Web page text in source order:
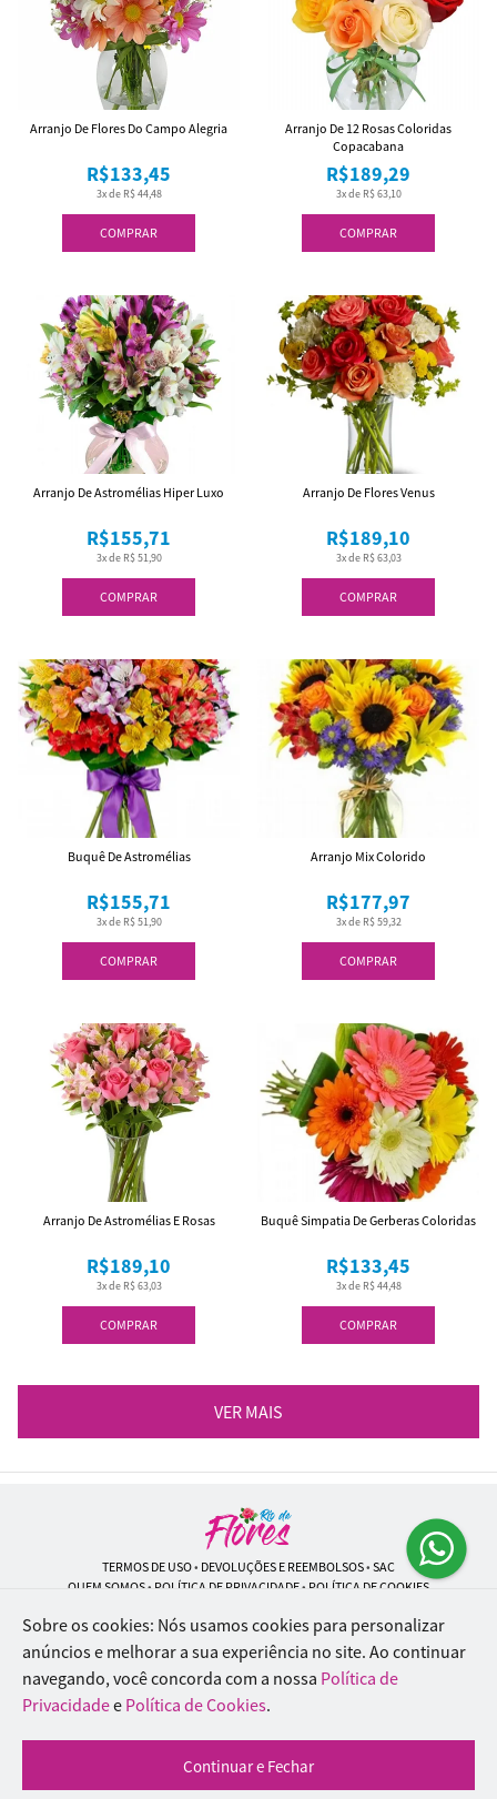
COMPRAR
3x de R$ 44,48
R$133,45
Arranjo De Flores Do Campo Alegria
COMPRAR
3x de R$ 63,10
R$189,29
Arranjo De 12 Rosas Coloridas
Copacabana
COMPRAR
3x de R$ 51,90
R$155,71
Arranjo De Astromélias Hiper Luxo
COMPRAR
3x de R$ 63,03
R$189,10
Arranjo De Flores Venus
COMPRAR
3x de R$ 51,90
R$155,71
Buquê De Astromélias
COMPRAR
3x de R$ 59,32
R$177,97
Arranjo Mix Colorido
COMPRAR
3x de R$ 63,03
R$189,10
Arranjo De Astromélias E Rosas
COMPRAR
3x de R$ 44,48
R$133,45
Buquê Simpatia De Gerberas Coloridas
VER MAIS
TERMOS DE USO• DEVOLUÇÕES E REEMBOLSOS• SAC
QUEM SOMOS• POLÍTICA DE PRIVACIDADE• POLÍTICA DE COOKIES
Rio de Flores | CNPJ: 18.184.423/0001-74
Rua Lopes Trovão, 42 - Rio de Janeiro - RJ - 20.920-340
WhatsApp: (21) 96451-9290| Telefone: (21) 9 6715-9790
© 2024-2026 - Todos os direitos reservados - Desenvolvido por
Inteligentes
Sobre os cookies: Nós usamos cookies para personalizar
anúncios e melhorar a sua experiência no site. Ao continuar
navegando, você concorda com a nossa Política de
Privacidadee Política de Cookies.
Continuar e Fechar